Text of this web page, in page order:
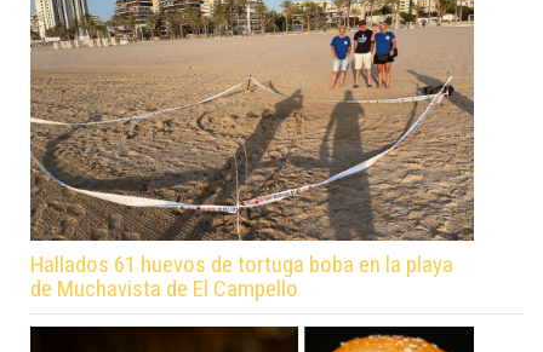
Hallados 61 huevos de tortuga boba en la playa
de Muchavista de El Campello